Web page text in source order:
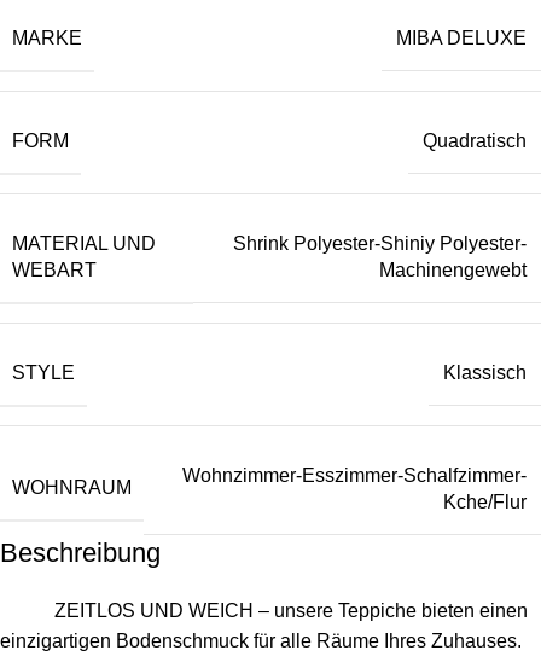
MARKE MIBA DELUXE
FORM Quadratisch
MATERIAL UND
WEBART
Shrink Polyester-Shiniy Polyester-
Machinengewebt
STYLE Klassisch
WOHNRAUM
Wohnzimmer-Esszimmer-Schalfzimmer-
Kche/Flur
Beschreibung
ZEITLOS UND WEICH – unsere Teppiche bieten einen
einzigartigen Bodenschmuck für alle Räume Ihres Zuhauses.